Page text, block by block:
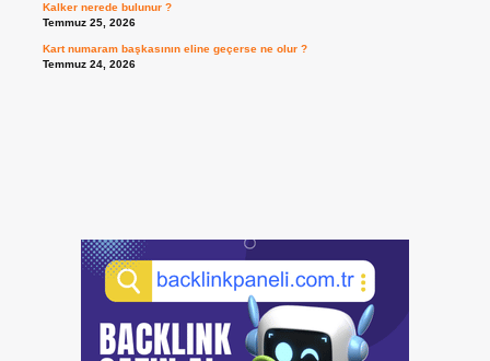
Kalker nerede bulunur ?
Temmuz 25, 2026
Kart numaram başkasının eline geçerse ne olur ?
Temmuz 24, 2026